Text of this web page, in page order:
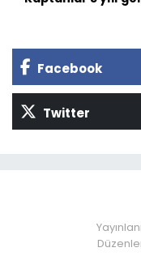
Facebook
Twitter